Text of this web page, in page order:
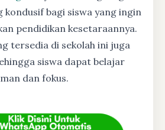
kondusif bagi siswa yang ingin
pendidikan kesetaraannya.
tersedia di sekolah ini juga
siswa dapat belajar
dan fokus.